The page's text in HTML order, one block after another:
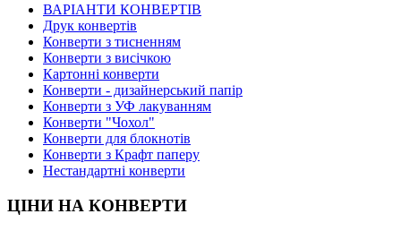
ВАРІАНТИ КОНВЕРТІВ
Друк конвертів
Конверти з тисненням
Конверти з висічкою
Картонні конверти
Конверти - дизайнерський папір
Конверти з УФ лакуванням
Конверти "Чохол"
Конверти для блокнотів
Конверти з Крафт паперу
Нестандартні конверти
ЦІНИ НА КОНВЕРТИ